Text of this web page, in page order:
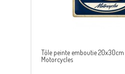
Tôle peinte emboutie
Motorcycles